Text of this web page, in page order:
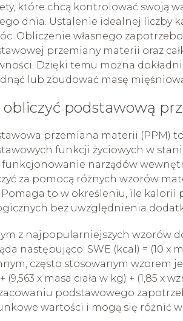
które chcą kontrolować swoją
dnia. Ustalenie idealnej liczby
Obliczenie własnego
przemiany materii oraz
Dzięki temu można
lub zbudować masę
obliczyć podstawową
przemiana materii (PPM)
funkcji życiowych w
funkcjonowanie narządów
za pomocą różnych wzorów
Pomaga to w określeniu, ile
bez uwzględnienia
z najpopularniejszych wzorów
następująco: SWE (kcal) = (10 x
często stosowanym wzorem
+ (9,563 x masa ciała w kg) + (1,85
podstawowego
wartości i mogą się różnić